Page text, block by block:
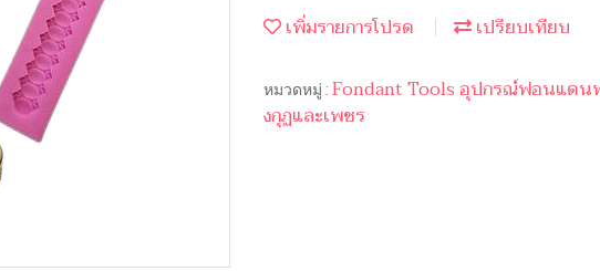
เพิ่มรายการโปรด เปรียบเทียบ
หมวดหมู่ : Fondant Tools อุปกรณ์ฟอนแด
งกุฏและเพชร